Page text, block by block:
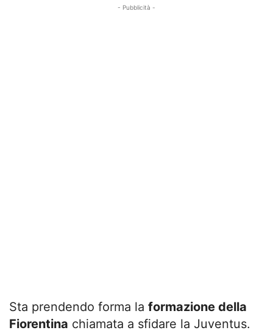
- Pubblicità -
Sta prendendo forma la formazione della
Fiorentina chiamata a sfidare la Juventus.